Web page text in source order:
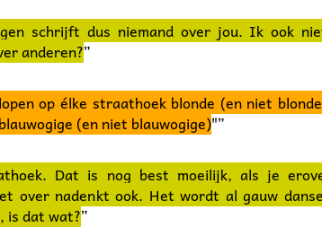
schrijft dus niemand over jou. Ik ook
anderen?”
op élke straathoek blonde (en niet
(en niet blauwogige)"”
Dat is nog best moeilijk, als je
over nadenkt ook. Het wordt al gauw
is dat wat?”